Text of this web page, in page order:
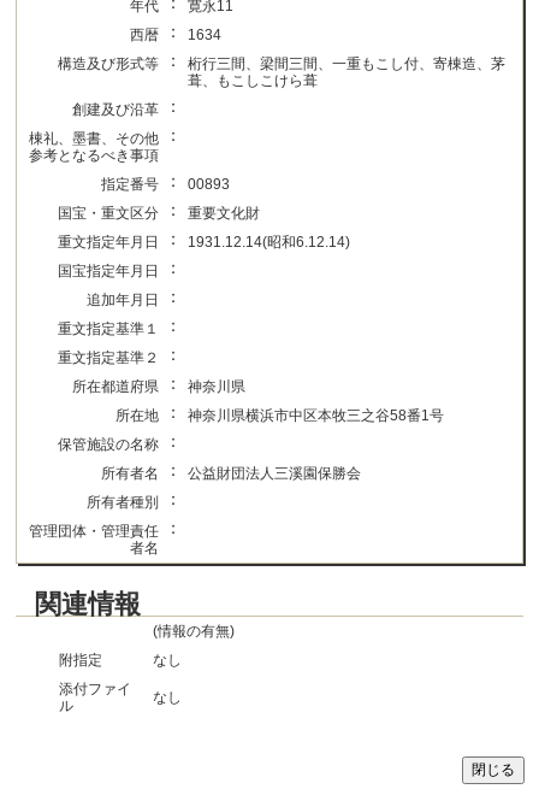
年代
寛永11
西暦
：
1634
構造及び形式等
：
桁行三間、梁間三間、一重もこし付、寄棟造、茅
葺、もこしこけら葺
創建及び沿革
：
棟礼、墨書、その他
参考となるべき事項
：
指定番号 ：
00893
国宝・重文区分
：
重要文化財
重文指定年月日
：
1931.12.14(昭和6.12.14)
国宝指定年月日
：
追加年月日 ：
重文指定基準１ ：
重文指定基準２ ：
所在都道府県 ：
神奈川県
所在地
：
神奈川県横浜市中区本牧三之谷58番1号
保管施設の名称
：
所有者名 ：
公益財団法人三溪園保勝会
所有者種別
：
管理団体・管理責任
者名
：
関連情報
(情報の有無)
附指定
なし
添付ファイ
ル
なし